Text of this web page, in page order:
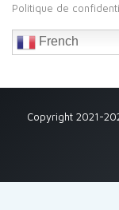
Politique de
French
Copyright 2021-